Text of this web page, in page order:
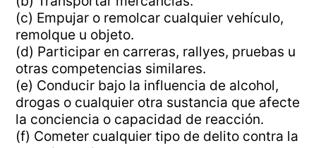
(c) Empujar o remolcar cualquier vehículo,
remolque u objeto.
(d) Participar en carreras, rallyes, pruebas u
otras competencias similares.
(e) Conducir bajo la influencia de alcohol,
drogas o cualquier otra sustancia que afecte
la conciencia o capacidad de reacción.
(f) Cometer cualquier tipo de delito contra la